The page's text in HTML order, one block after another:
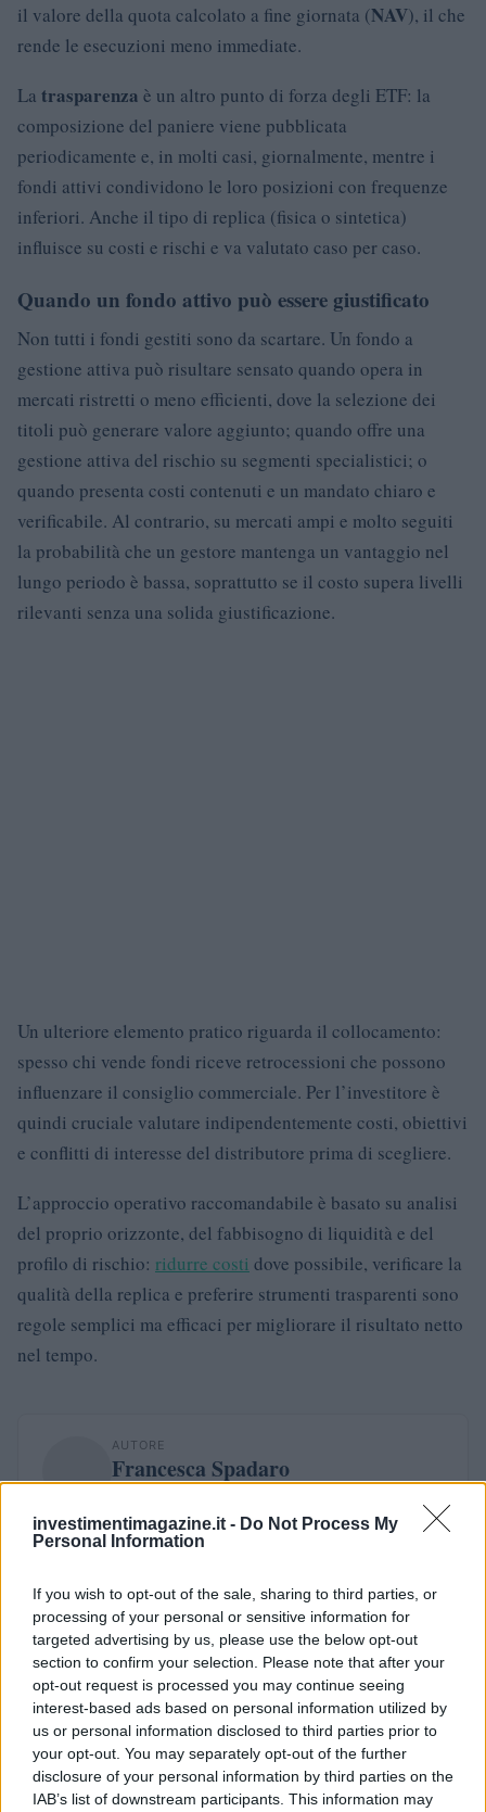
investimentimagazine.it - Do Not Process My
Personal Information
If you wish to opt-out of the sale, sharing to third parties, or
processing of your personal or sensitive information for
targeted advertising by us, please use the below opt-out
section to confirm your selection. Please note that after your
opt-out request is processed you may continue seeing
interest-based ads based on personal information utilized by
us or personal information disclosed to third parties prior to
your opt-out. You may separately opt-out of the further
disclosure of your personal information by third parties on the
IAB’s list of downstream participants. This information may
il valore della quota calcolato a fine giornata (NAV), il che
rende le esecuzioni meno immediate.
La trasparenza è un altro punto di forza degli ETF: la
composizione del paniere viene pubblicata
periodicamente e, in molti casi, giornalmente, mentre i
fondi attivi condividono le loro posizioni con frequenze
inferiori. Anche il tipo di replica (fisica o sintetica)
influisce su costi e rischi e va valutato caso per caso.
Quando un fondo attivo può essere giustificato
Non tutti i fondi gestiti sono da scartare. Un fondo a
gestione attiva può risultare sensato quando opera in
mercati ristretti o meno efficienti, dove la selezione dei
titoli può generare valore aggiunto; quando offre una
gestione attiva del rischio su segmenti specialistici; o
quando presenta costi contenuti e un mandato chiaro e
verificabile. Al contrario, su mercati ampi e molto seguiti
la probabilità che un gestore mantenga un vantaggio nel
lungo periodo è bassa, soprattutto se il costo supera livelli
rilevanti senza una solida giustificazione.
Un ulteriore elemento pratico riguarda il collocamento:
spesso chi vende fondi riceve retrocessioni che possono
influenzare il consiglio commerciale. Per l’investitore è
quindi cruciale valutare indipendentemente costi, obiettivi
e conflitti di interesse del distributore prima di scegliere.
L’approccio operativo raccomandabile è basato su analisi
del proprio orizzonte, del fabbisogno di liquidità e del
profilo di rischio: ridurre costi dove possibile, verificare la
qualità della replica e preferire strumenti trasparenti sono
regole semplici ma efficaci per migliorare il risultato netto
nel tempo.
AUTORE
Francesca Spadaro
di investimenti veronese partendo dai bilanci
depositati alla Camera di Commercio; è
PMI e mercati. Laureata in economia, collabora
con camerali locali e cura newsletter
economiche territoriali.